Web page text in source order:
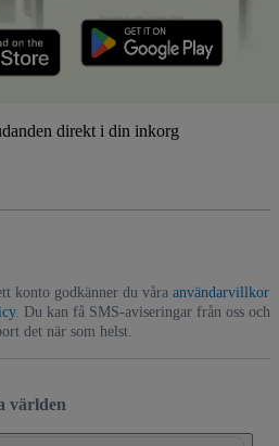
direkt i din inkorg
konto godkänner du våra användarvillkor
. Du kan få SMS-aviseringar från oss och
det när som helst.
världen